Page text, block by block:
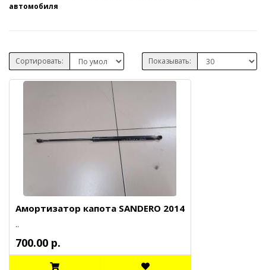
автомобиля
Сортировать: Показывать:
Амортизатор капота SANDERO 2014
..
700.00 р.